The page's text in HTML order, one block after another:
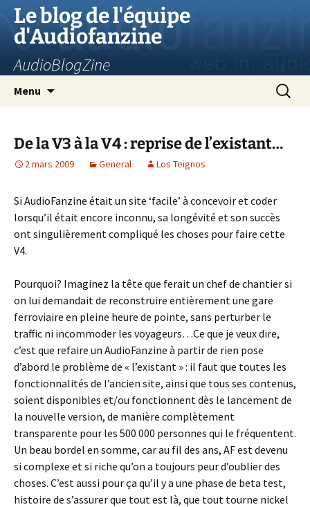
Aller
contenu
Le blog de l'équipe
d'Audiofanzine
AudioBlogZine
Menu
De la V3 à la V4 : reprise de l’existant…
2 mars 2009 General Los Teignos
Si AudioFanzine était un site ‘facile’ à concevoir et coder
lorsqu’il était encore inconnu, sa longévité et son succès
ont singulièrement compliqué les choses pour faire cette
V4.
Pourquoi? Imaginez la tête que ferait un chef de chantier si
on lui demandait de reconstruire entièrement une gare
ferroviaire en pleine heure de pointe, sans perturber le
traffic ni incommoder les voyageurs…Ce que je veux dire,
c’est que refaire un AudioFanzine à partir de rien pose
d’abord le problème de « l’existant » : il faut que toutes les
fonctionnalités de l’ancien site, ainsi que tous ses contenus,
soient disponibles et/ou fonctionnent dès le lancement de
la nouvelle version, de manière complètement
transparente pour les 500 000 personnes qui le fréquentent.
Un beau bordel en somme, car au fil des ans, AF est devenu
si complexe et si riche qu’on a toujours peur d’oublier des
choses. C’est aussi pour ça qu’il y a une phase de beta test,
histoire de s’assurer que tout est là, que tout tourne nickel